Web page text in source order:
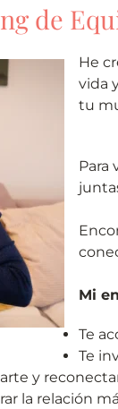
de
He
vida
tu
Para
Mi
Te
Te
y
la relación